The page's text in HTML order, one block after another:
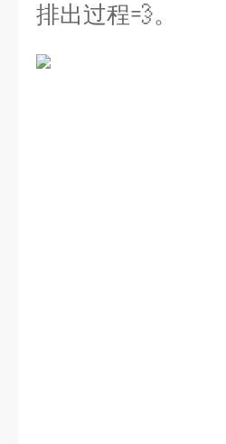
排出过程💨。